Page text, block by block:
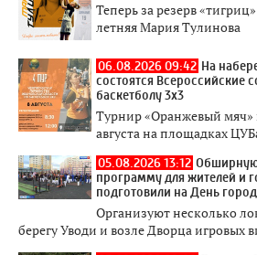
Теперь за резерв
летняя Мария Тулинова
06.08.2026 09:42 На
состоятся Всероссийские
баскетболу 3x3
Турнир «Оранжевый мяч»
августа на площадках
05.08.2026 13:12
программу для жителей и
подготовили на День
Организуют несколько
берегу Уводи и возле Дворца игровых